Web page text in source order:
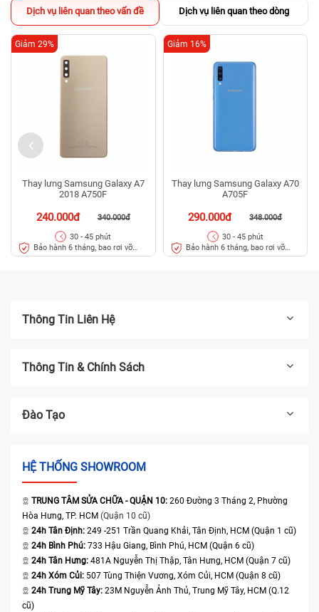
Dịch vụ liên quan theo vấn đề Dịch vụ liên quan theo dòng
Thay lưng Samsung Galaxy A7
2018 A750F
240.000đ 340.000đ
Giảm 29%
30 - 45 phút
Bảo hành 6 tháng, bao rơi vỡ
kính lưng
Thay lưng Samsung Galaxy A70
A705F
290.000đ 348.000đ
Giảm 16%
30 - 45 phút
Bảo hành 6 tháng, bao rơi vỡ
kính lưng
Thông Tin Liên Hệ
Thông Tin & Chính Sách
Đào Tạo
HỆ THỐNG SHOWROOM
TRUNG TÂM SỬA CHỮA - QUẬN 10: 260 Đường 3 Tháng 2, Phường
Hòa Hưng, TP. HCM (Quận 10 cũ)
24h Tân Định: 249 -251 Trần Quang Khải, Tân Định, HCM (Quận 1 cũ)
24h Bình Phú: 733 Hậu Giang, Bình Phú, HCM (Quận 6 cũ)
24h Tân Hưng: 481A Nguyễn Thị Thập, Tân Hưng, HCM (Quận 7 cũ)
24h Xóm Củi: 507 Tùng Thiện Vương, Xóm Củi, HCM (Quận 8 cũ)
24h Trung Mỹ Tây: 23M Nguyễn Ảnh Thủ, Trung Mỹ Tây, HCM (Q.12
cũ)